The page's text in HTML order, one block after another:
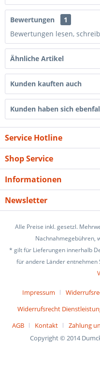
Bewertungen
1
Bewertungen lesen,
Ähnliche Artikel
Kunden kauften auch
Kunden haben sich
Service Hotline
Shop Service
Informationen
Newsletter
Alle Preise inkl. gesetzl.
Nachnahmegebühren,
* gilt für Lieferungen innerhalb
für andere Länder entnehmen
Impressum
Widerrufsrecht
AGB
Kontakt Zahlung
Copyright © 2014